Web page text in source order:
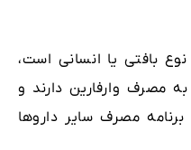
نوع بافتی یا انسانی است،
مصرف وارفارین دارند و
مصرف سایر داروها